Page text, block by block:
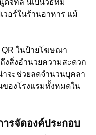
ดิจิทัล นี่เป็นวิธีที่มี
วอร์ในร้านอาหาร แม้
QR ในป้ายโฆษณา
งสิ่งอำนวยความสะดวก
าจะช่วยลดจำนวนบุคลา
ของโรงแรมทั้งหมดใน
ารจัดองค์ประกอบ